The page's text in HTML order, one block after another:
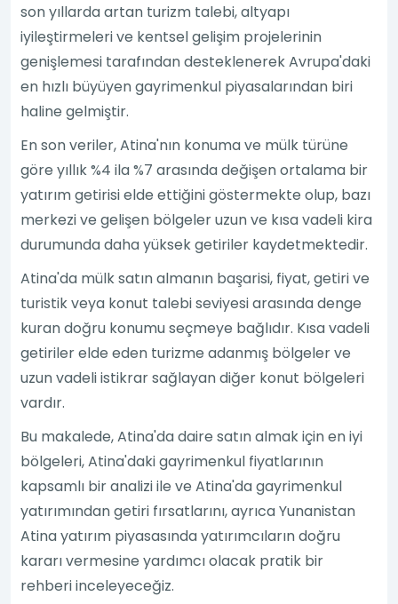
son yıllarda artan turizm talebi, altyapı
iyileştirmeleri ve kentsel gelişim projelerinin
genişlemesi tarafından desteklenerek Avrupa'daki
en hızlı büyüyen gayrimenkul piyasalarından biri
haline gelmiştir.
En son veriler, Atina'nın konuma ve mülk türüne
göre yıllık %4 ila %7 arasında değişen ortalama bir
yatırım getirisi elde ettiğini göstermekte olup, bazı
merkezi ve gelişen bölgeler uzun ve kısa vadeli kira
durumunda daha yüksek getiriler kaydetmektedir.
Atina'da mülk satın almanın başarisi, fiyat, getiri ve
turistik veya konut talebi seviyesi arasında denge
kuran doğru konumu seçmeye bağlıdır. Kısa vadeli
getiriler elde eden turizme adanmış bölgeler ve
uzun vadeli istikrar sağlayan diğer konut bölgeleri
vardır.
Bu makalede, Atina'da daire satın almak için en iyi
bölgeleri, Atina'daki gayrimenkul fiyatlarının
kapsamlı bir analizi ile ve Atina'da gayrimenkul
yatırımından getiri fırsatlarını, ayrıca Yunanistan
Atina yatırım piyasasında yatırımcıların doğru
kararı vermesine yardımcı olacak pratik bir
rehberi inceleyeceğiz.